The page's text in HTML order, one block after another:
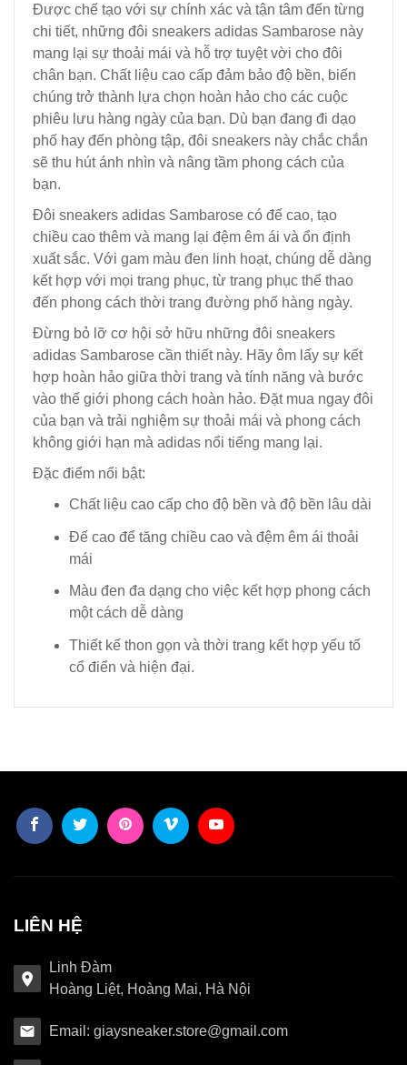
Được chế tạo với sự chính xác và tận tâm đến từng
chi tiết, những đôi sneakers adidas Sambarose này
mang lại sự thoải mái và hỗ trợ tuyệt vời cho đôi
chân bạn. Chất liệu cao cấp đảm bảo độ bền, biến
chúng trở thành lựa chọn hoàn hảo cho các cuộc
phiêu lưu hàng ngày của bạn. Dù bạn đang đi dạo
phố hay đến phòng tập, đôi sneakers này chắc chắn
sẽ thu hút ánh nhìn và nâng tầm phong cách của
bạn.
Đôi sneakers adidas Sambarose có đế cao, tạo
chiều cao thêm và mang lại đệm êm ái và ổn định
xuất sắc. Với gam màu đen linh hoạt, chúng dễ dàng
kết hợp với mọi trang phục, từ trang phục thể thao
đến phong cách thời trang đường phố hàng ngày.
Đừng bỏ lỡ cơ hội sở hữu những đôi sneakers
adidas Sambarose cần thiết này. Hãy ôm lấy sự kết
hợp hoàn hảo giữa thời trang và tính năng và bước
vào thế giới phong cách hoàn hảo. Đặt mua ngay đôi
của bạn và trải nghiệm sự thoải mái và phong cách
không giới hạn mà adidas nổi tiếng mang lại.
Đặc điểm nổi bật:
Chất liệu cao cấp cho độ bền và độ bền lâu dài
Đế cao để tăng chiều cao và đệm êm ái thoải
mái
Màu đen đa dạng cho việc kết hợp phong cách
một cách dễ dàng
Thiết kế thon gọn và thời trang kết hợp yếu tố
cổ điển và hiện đại.
LIÊN HỆ
Linh Đàm
Hoàng Liệt, Hoàng Mai, Hà Nội
Email: giaysneaker.store@gmail.com